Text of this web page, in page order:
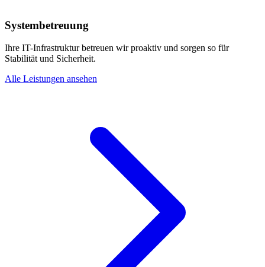
Systembetreuung
Ihre IT-Infrastruktur betreuen wir proaktiv und sorgen so für
Stabilität und Sicherheit.
Alle Leistungen ansehen